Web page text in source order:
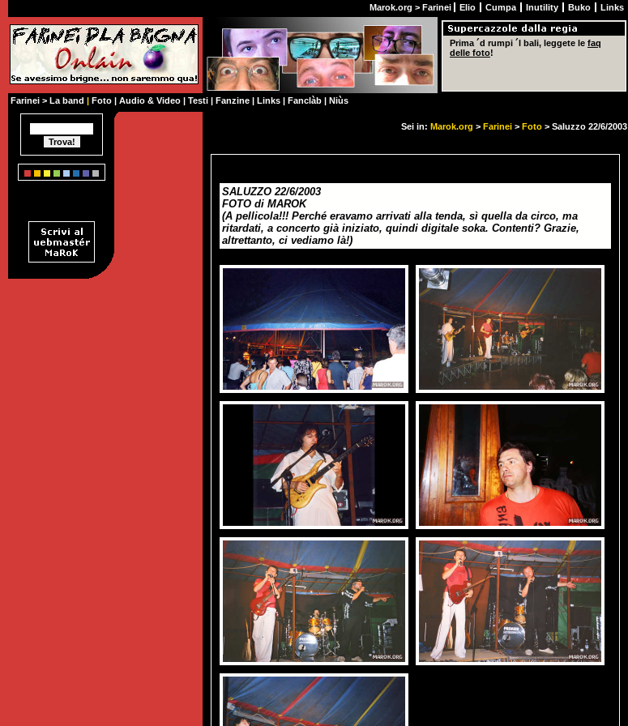
Sei in: Marok.org > Farinei > Foto > Saluzzo 22/6/2003
Marok.org > Farinei Elio Cumpa Inutility Buko Links
Farinei > La band | Foto | Audio & Video | Testi | Fanzine | Links | Fanclàb | Niùs
Prima ´d rumpi ´l bali, leggete le faq
delle foto!
SALUZZO 22/6/2003
FOTO di MAROK
(A pellicola!!! Perché eravamo arrivati alla tenda, sì quella da circo, ma
ritardati, a concerto già iniziato, quindi digitale soka. Contenti? Grazie,
altrettanto, ci vediamo là!)